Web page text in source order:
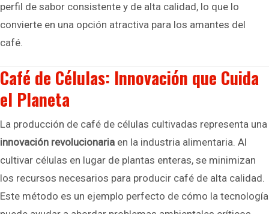
perfil de sabor consistente y de alta calidad, lo que lo
convierte en una opción atractiva para los amantes del
café.
Café de Células: Innovación que Cuida
el Planeta
La producción de café de células cultivadas representa una
innovación revolucionaria en la industria alimentaria. Al
cultivar células en lugar de plantas enteras, se minimizan
los recursos necesarios para producir café de alta calidad.
Este método es un ejemplo perfecto de cómo la tecnología